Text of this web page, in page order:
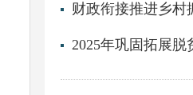
2025年巩固拓展